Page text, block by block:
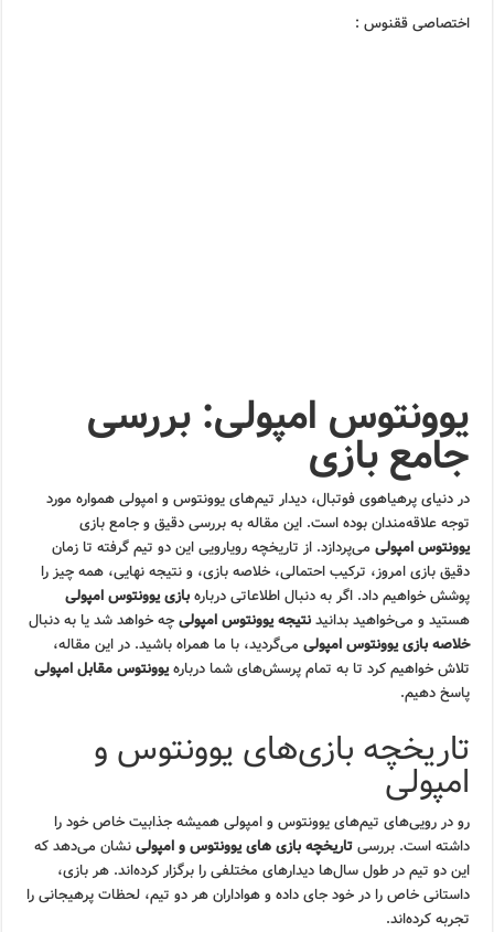
اختصاصی ققنوس :
یوونتوس امپولی: بررسی
جامع بازی
در دنیای پرهیاهوی فوتبال، دیدار تیم‌های یوونتوس و امپولی همواره مورد
توجه علاقه‌مندان بوده است. این مقاله به بررسی دقیق و جامع بازی
یوونتوس امپولی می‌پردازد. از تاریخچه رویارویی این دو تیم گرفته تا زمان
دقیق بازی امروز، ترکیب احتمالی، خلاصه بازی، و نتیجه نهایی، همه چیز را
پوشش خواهیم داد. اگر به دنبال اطلاعاتی دربارهبازی یوونتوس امپولی
هستید و می‌خواهید بدانیدنتیجه یوونتوس امپولیچه خواهد شد یا به دنبال
خلاصه بازی یوونتوس امپولی می‌گردید، با ما همراه باشید. در این مقاله،
تلاش خواهیم کرد تا به تمام پرسش‌های شما دربارهیوونتوس مقابل امپولی
پاسخ دهیم.
تاریخچه بازی‌های یوونتوس و
امپولی
رو در رویی‌های تیم‌های یوونتوس و امپولی همیشه جذابیت خاص خود را
داشته است. بررسیتاریخچه بازی های یوونتوس و امپولینشان می‌دهد که
این دو تیم در طول سال‌ها دیدارهای مختلفی را برگزار کرده‌اند. هر بازی،
داستانی خاص را در خود جای داده و هواداران هر دو تیم، لحظات پرهیجانی را
تجربه کرده‌اند.